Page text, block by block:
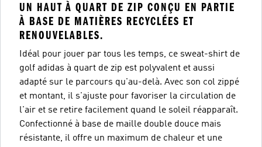
UN HAUT À QUART DE ZIP CONÇU EN PARTIE
À BASE DE MATIÈRES RECYCLÉES ET
RENOUVELABLES.
Idéal pour jouer par tous les temps, ce sweat-shirt de
golf adidas à quart de zip est polyvalent et aussi
adapté sur le parcours qu'au-delà. Avec son col zippé
et montant, il s'ajuste pour favoriser la circulation de
l'air et se retire facilement quand le soleil réapparaît.
Confectionné à base de maille double douce mais
résistante, il offre un maximum de chaleur et une